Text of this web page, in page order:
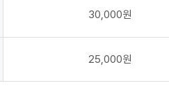
30,000원
25,000원